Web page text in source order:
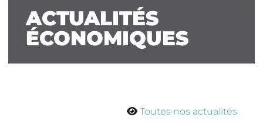
ACTUALITÉS
ÉCONOMIQUES
Toutes nos actualités